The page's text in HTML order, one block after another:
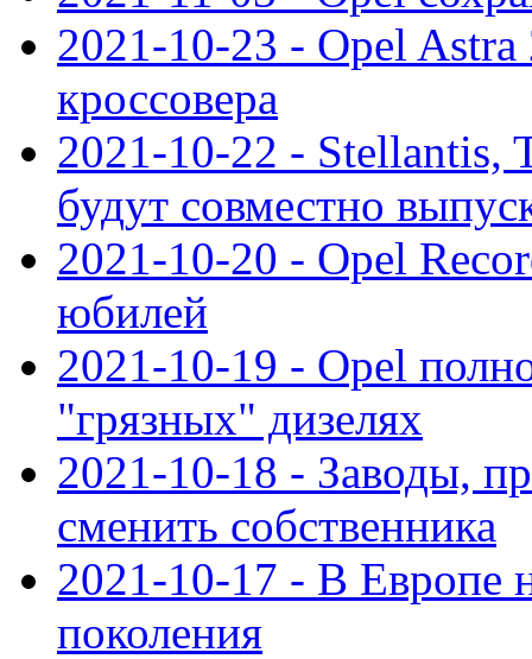
2021-10-23 - Opel Astra
кроссовера
2021-10-22 - Stellantis,
будут совместно
2021-10-20 - Opel
юбилей
2021-10-19 - Opel
"грязных" дизелях
2021-10-18 - Заводы,
сменить собственника
2021-10-17 - В Европе
поколения